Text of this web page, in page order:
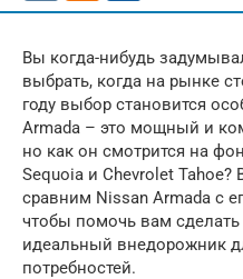
Вы когда-нибудь
выбрать, когда на рынке
году выбор становится
Armada – это мощный и
но как он смотрится на
Sequoia и Chevrolet Tahoe?
сравним Nissan Armada с
чтобы помочь вам
идеальный внедорожник
потребностей.